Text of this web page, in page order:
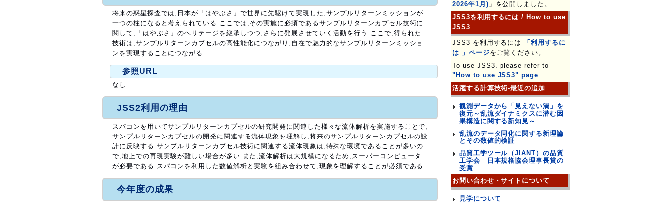
将来の惑星探査では,日本が「はやぶさ」で世界に先駆けて実現した,サンプルリターンミッションが
一つの柱になると考えられている.ここでは,その実施に必須であるサンプルリターンカプセル技術に
関して,「はやぶさ」のヘリテージを継承しつつ,さらに発展させていく活動を行う.ここで,得られた
技術は,サンプルリターンカプセルの高性能化につながり,自在で魅力的なサンプルリターンミッショ
ンを実現することにつながる.
参照URL
なし
JSS2利用の理由
スパコンを用いてサンプルリターンカプセルの研究開発に関連した様々な流体解析を実施することで,
サンプルリターンカプセルの開発に関連する流体現象を理解し,将来のサンプルリターンカプセルの設
計に反映する.サンプルリターンカプセル技術に関連する流体現象は,特殊な環境であることが多いの
で,地上での再現実験が難しい場合が多い.また,流体解析は大規模になるため,スーパーコンピュータ
が必要である.スパコンを利用した数値解析と実験を組み合わせて,現象を理解することが必須である.
今年度の成果
2026年1月) 」を公開しました。
JSS3を利用するには / How to use
JSS3
JSS3 を利用するには
「利用するに
は 」ページをご覧ください。
To use JSS3, please refer to
"How to use JSS3" page.
活躍する計算技術-最近の追加
観測データから「見えない渦」を
復元～乱流ダイナミクスに潜む因
果構造に関する新知見～
乱流のデータ同化に関する新理論
とその数値的検証
品質工学ツール（JIANT）の品質
工学会 日本規格協会理事長賞の
受賞
お問い合わせ・サイトについて
見学について